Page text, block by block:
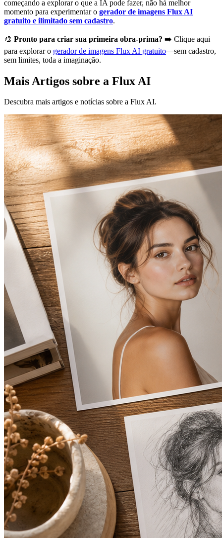
começando a explorar o que a IA pode fazer, não há melhor
momento para experimentar o gerador de imagens Flux AI
gratuito e ilimitado sem cadastro.
🎨 Pronto para criar sua primeira obra-prima? ➡️ Clique aqui
para explorar o gerador de imagens Flux AI gratuito—sem cadastro,
sem limites, toda a imaginação.
Mais Artigos sobre a Flux AI
Descubra mais artigos e notícias sobre a Flux AI.